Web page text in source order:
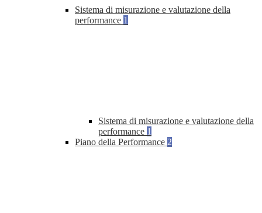
Sistema di misurazione e valutazione della
performance 1
Sistema di misurazione e valutazione della
performance 1
Piano della Performance 2